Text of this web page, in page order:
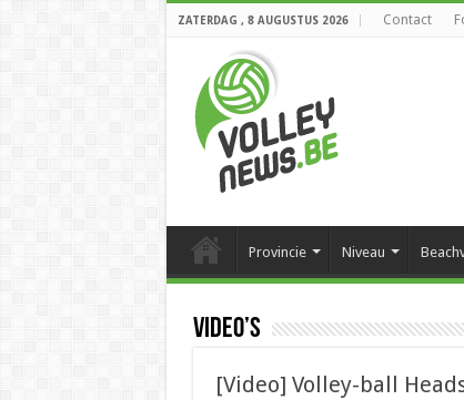
ZATERDAG , 8 AUGUSTUS 2026 Contact
Provincie Niveau
Video’s
[Video] Volley-ball